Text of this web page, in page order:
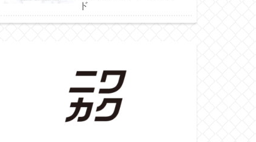
ド